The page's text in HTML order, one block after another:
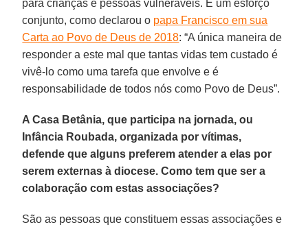
para crianças e pessoas vulneráveis. É um esforço
conjunto, como declarou o papa Francisco em sua
Carta ao Povo de Deus de 2018: “A única maneira de
responder a este mal que tantas vidas tem custado é
vivê-lo como uma tarefa que envolve e é
responsabilidade de todos nós como Povo de Deus”.
A Casa Betânia, que participa na jornada, ou
Infância Roubada, organizada por vítimas,
defende que alguns preferem atender a elas por
serem externas à diocese. Como tem que ser a
colaboração com estas associações?
São as pessoas que constituem essas associações e